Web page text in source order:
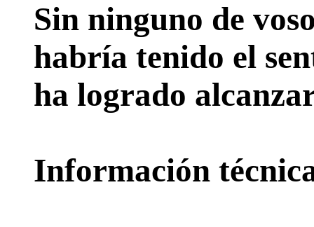
Sin ninguno de
habría tenido el
ha logrado
Información